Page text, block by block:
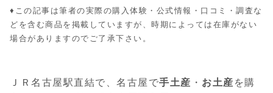
♦︎この記事は筆者の実際の購入体験・公式情報・口コミ・調査な
どを含む商品を掲載していますが、時期によっては在庫がない
場合がありますのでご了承下さい。
ＪＲ名古屋駅直結で、名古屋で手土産 ・ お土産 を購